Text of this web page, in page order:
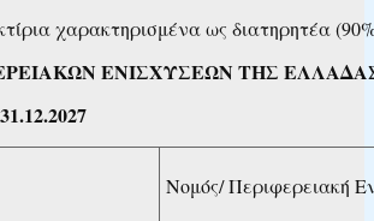
χαρακτηρισμένα ως διατηρητέα
ΕΝΙΣΧΥΣΕΩΝ ΤΗΣ
Νομός/ Περιφερειακή